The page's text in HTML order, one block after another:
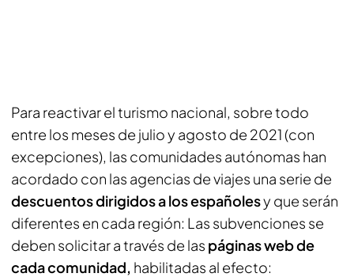
Para reactivar el turismo nacional, sobre todo
entre los meses de julio y agosto de 2021 (con
excepciones), las comunidades autónomas han
acordado con las agencias de viajes una serie de
descuentos dirigidos a los españolesy que serán
diferentes en cada región: Las subvenciones se
deben solicitar a través de las páginas web de
cada comunidad, habilitadas al efecto: